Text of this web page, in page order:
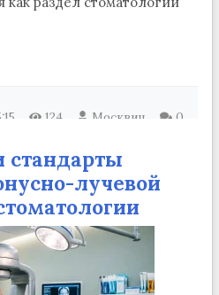
124 Москвич 0
стандарты
лучевой